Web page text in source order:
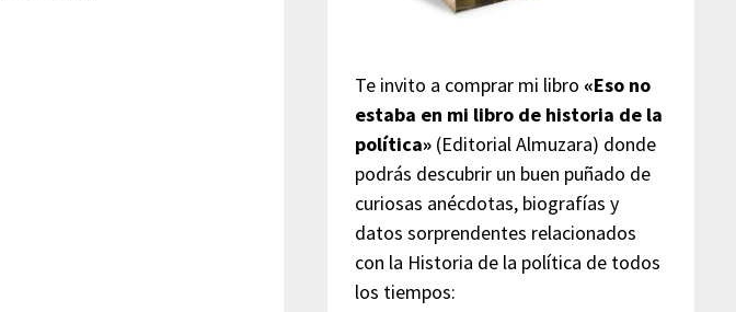
Te invito a comprar mi libro «Eso no
estaba en mi libro de historia de la
política»(Editorial Almuzara) donde
podrás descubrir un buen puñado de
curiosas anécdotas, biografías y
datos sorprendentes relacionados
con la Historia de la política de todos
los tiempos: